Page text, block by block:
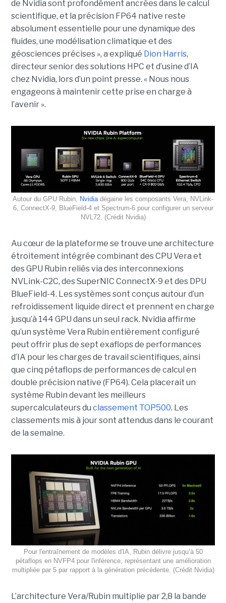
de Nvidia sont profondément ancrées dans le calcul
scientifique, et la précision FP64 native reste
absolument essentielle pour une dynamique des
fluides, une modélisation climatique et des
géosciences précises », a expliqué Dion Harris,
directeur senior des solutions HPC et d’usine d’IA
chez Nvidia, lors d’un point presse. « Nous nous
engageons à maintenir cette prise en charge à
l’avenir ».
Autour du GPU Rubin, Nvidia dégaine les composants Vera, NVLink-
6, ConnectX-9, BlueField-4 et Spectrum-6 pour configurer un serveur
NVL72. (Crédit Nvidia)
Au cœur de la plateforme se trouve une architecture
étroitement intégrée combinant des CPU Vera et
des GPU Rubin reliés via des interconnexions
NVLink-C2C, des SuperNIC ConnectX-9 et des DPU
BlueField-4. Les systèmes sont conçus autour d’un
refroidissement liquide direct et prennent en charge
jusqu’à 144 GPU dans un seul rack. Nvidia affirme
qu’un système Vera Rubin entièrement configuré
peut offrir plus de sept exaflops de performances
d’IA pour les charges de travail scientifiques, ainsi
que cinq pétaflops de performances de calcul en
double précision native (FP64). Cela placerait un
système Rubin devant les meilleurs
supercalculateurs du classement TOP500. Les
classements mis à jour sont attendus dans le courant
de la semaine.
Pour l'entraînement de modèles d'IA, Rubin délivre jusqu’à 50
pétaflops en NVFP4 pour l'inférence, représentant une amélioration
multipliée par 5 par rapport à la génération précédente. (Crédit Nvidia)
L’architecture Vera/Rubin multiplie par 2,8 la bande